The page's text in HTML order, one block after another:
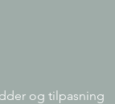
og tilpasning